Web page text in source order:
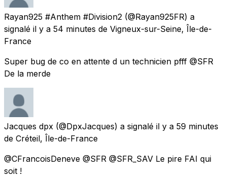
Rayan925 #Anthem #Division2 (@Rayan925FR) a
signalé il y a 54 minutes de Vigneux-sur-Seine, Île-de-
France
Super bug de co en attente d un technicien pfff @SFR
De la merde
Jacques dpx (@DpxJacques) a signalé il y a 59 minutes
de Créteil, Île-de-France
@CFrancoisDeneve @SFR @SFR_SAV Le pire FAI qui
soit !